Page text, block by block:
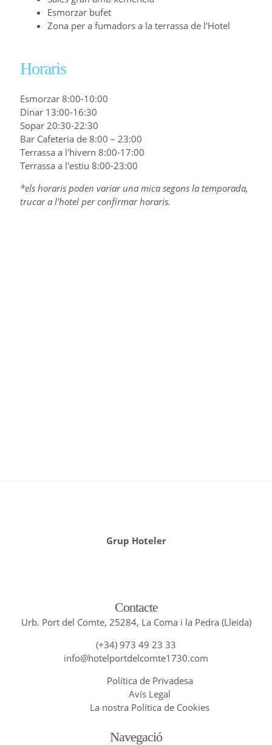
Esmorzar bufet
Zona per a fumadors a la terrassa de l'Hotel
Horaris
Esmorzar 8:00-10:00
Dinar 13:00-16:30
Sopar 20:30-22:30
Bar Cafeteria de 8:00 – 23:00
Terrassa a l'hivern 8:00-17:00
Terrassa a l'estiu 8:00-23:00
*els horaris poden variar una mica segons la temporada,
trucar a l'hotel per confirmar horaris.
Grup Hoteler
Contacte
Urb. Port del Comte, 25284, La Coma i la Pedra (Lleida)
(+34) 973 49 23 33
info@hotelportdelcomte1730.com
Política de Privadesa
Avís Legal
La nostra Política de Cookies
Navegació